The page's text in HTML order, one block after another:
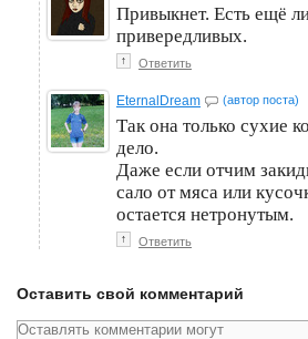
Привыкнет. Есть ещё
привередливых.
↑ Ответить
EternalDream (автор поста)
Так она только сухие
дело.
Даже если отчим
сало от мяса или
остается нетронутым.
↑ Ответить
Оставить свой комментарий